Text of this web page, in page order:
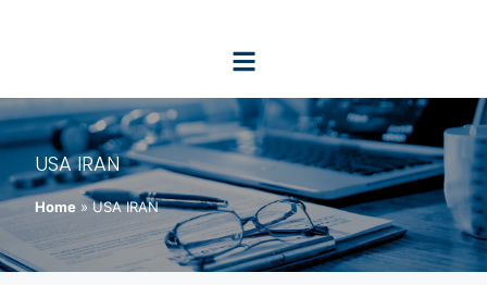
USA IRAN
Home » USA IRAN